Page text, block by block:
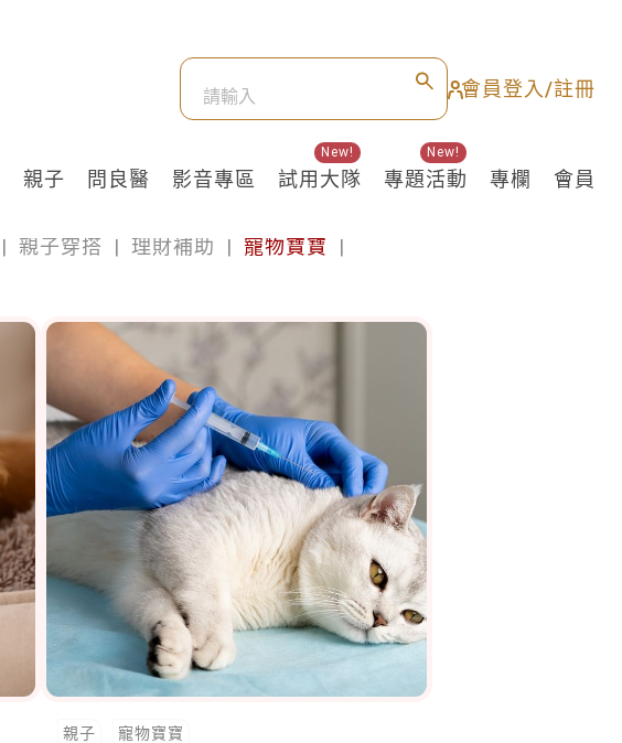
會員登入/註冊
親子 問良醫 影音專區 試用大隊
New!
專題活動
New!
專欄 會員
| 親子穿搭 | 理財補助 | 寵物寶寶 |
親子 寵物寶寶